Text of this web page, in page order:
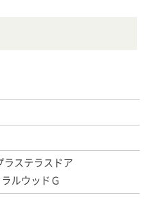
ラステラスドア
ルウッドＧ